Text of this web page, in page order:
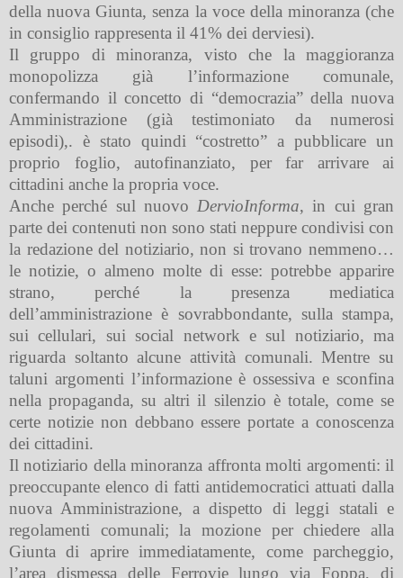
della nuova Giunta, senza la voce della minoranza (che
in consiglio rappresenta il 41% dei derviesi).
Il gruppo di minoranza, visto che la maggioranza
monopolizza già l’informazione comunale,
confermando il concetto di “democrazia” della nuova
Amministrazione (già testimoniato da numerosi
episodi),. è stato quindi “costretto” a pubblicare un
proprio foglio, autofinanziato, per far arrivare ai
cittadini anche la propria voce.
Anche perché sul nuovo DervioInforma, in cui gran
parte dei contenuti non sono stati neppure condivisi con
la redazione del notiziario, non si trovano nemmeno…
le notizie, o almeno molte di esse: potrebbe apparire
strano, perché la presenza mediatica
dell’amministrazione è sovrabbondante, sulla stampa,
sui cellulari, sui social network e sul notiziario, ma
riguarda soltanto alcune attività comunali. Mentre su
taluni argomenti l’informazione è ossessiva e sconfina
nella propaganda, su altri il silenzio è totale, come se
certe notizie non debbano essere portate a conoscenza
dei cittadini.
Il notiziario della minoranza affronta molti argomenti: il
preoccupante elenco di fatti antidemocratici attuati dalla
nuova Amministrazione, a dispetto di leggi statali e
regolamenti comunali; la mozione per chiedere alla
Giunta di aprire immediatamente, come parcheggio,
l’area dismessa delle Ferrovie lungo via Foppa, di